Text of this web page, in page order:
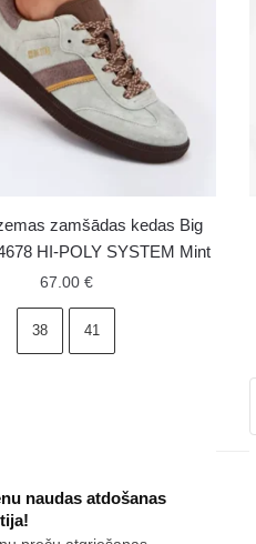
zamšādas kedas Big
HI-POLY SYSTEM Mint
67.00 €
38 41
naudas atdošanas